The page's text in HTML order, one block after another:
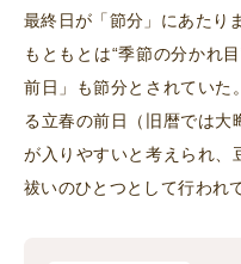
最終日が「節分」にあたり
もともとは“季節の分かれ
前日」も節分とされていた
る立春の前日（旧暦では大
が入りやすいと考えられ、
祓いのひとつとして行われ